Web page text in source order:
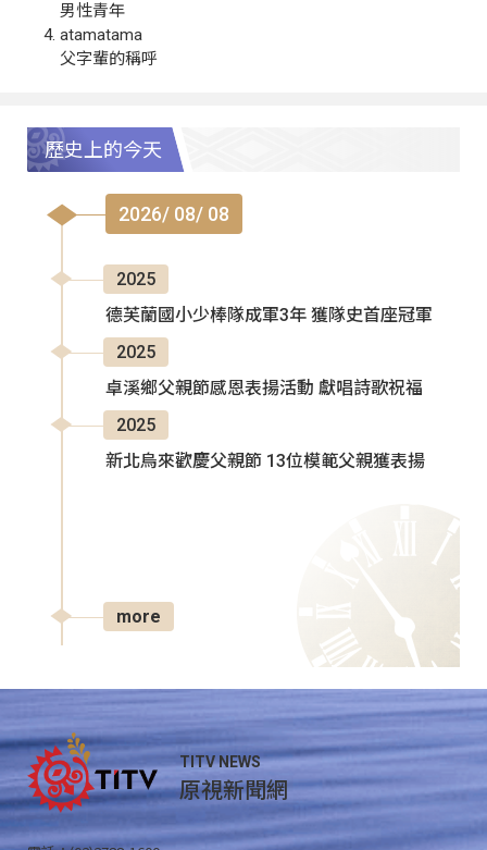
男性青年
atamatama
父字輩的稱呼
歷史上的今天
2026/ 08/ 08
2025
德芙蘭國小少棒隊成軍3年 獲隊史首座冠軍
2025
卓溪鄉父親節感恩表揚活動 獻唱詩歌祝福
2025
新北烏來歡慶父親節 13位模範父親獲表揚
more
TITV NEWS
原視新聞網